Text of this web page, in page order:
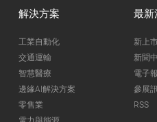
解決方案
工業自動化
交通運輸
智慧醫療
邊緣AI解決方案
零售業
最新
新上
新聞
電子報
參展
RSS